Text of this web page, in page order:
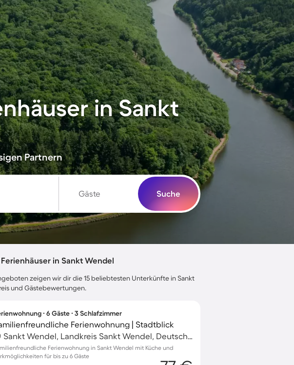
in Sankt
Partnern
Gäste Suche
in Sankt Wendel
zeigen wir dir die 15 beliebtesten Unterkünfte in Sankt
und Gästebewertungen.
∙ 6 Gäste ∙ 3 Schlafzimmer
Ferienwohnung | Stadtblick
Sankt Wendel, Landkreis Sankt Wendel, Deutschland
Ferienwohnung in Sankt Wendel mit Küche und
für bis zu 6 Gäste